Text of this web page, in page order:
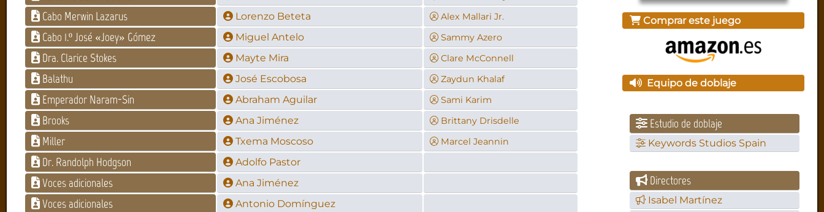
Cabo Merwin Lazarus Lorenzo Beteta Alex Mallari Jr.
Cabo 1.º José «Joey» Gómez Miguel Antelo Sammy Azero
Dra. Clarice Stokes Mayte Mira Clare McConnell
Balathu José Escobosa Zaydun Khalaf
Emperador Naram-Sin Abraham Aguilar Sami Karim
Brooks Ana Jiménez Brittany Drisdelle
Miller Txema Moscoso Marcel Jeannin
Dr. Randolph Hodgson Adolfo Pastor
Voces adicionales Ana Jiménez
Voces adicionales Antonio Domínguez
Comprar este juego
Equipo de doblaje
Estudio de doblaje
Keywords Studios Spain
Directores
Isabel Martínez